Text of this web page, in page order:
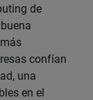
de
confían
una
en el